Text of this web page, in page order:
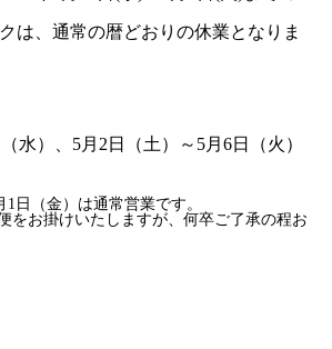
は、通常の暦どおりの休業となりま
水）、5月2日（土）～5月6日（火）
日（金）は通常営業です。
をお掛けいたしますが、何卒ご了承の程お